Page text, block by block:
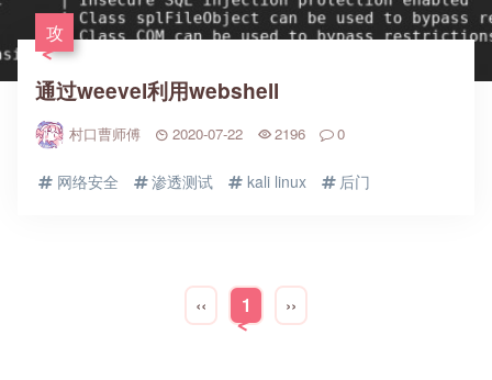
攻
通过weevel利用webshell
村口曹师傅 2020-07-22 2196 0
网络安全 渗透测试 kali linux 后门
‹‹ 1 ››